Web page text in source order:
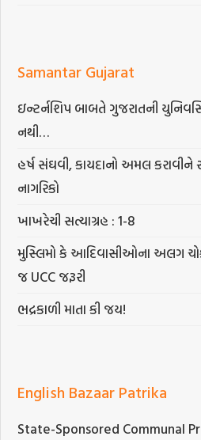
Samantar Gujarat
ઇન્ટર્નશિપ બાબતે ગુજરાતની
નથી…
હર્ષ સંઘવી, કાયદાનો અમલ કરાવીને
નાગરિકો
ખાખરેચી સત્યાગ્રહ : 1-8
મુસ્લિમો કે આદિવાસીઓના અલગ
જ UCC જરૂરી
ભદ્રકાળી માતા કી જય!
English Bazaar Patrika
State-Sponsored Communal